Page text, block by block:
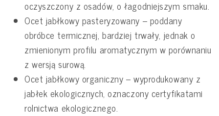
oczyszczony z osadów, o łagodniejszym smaku.
Ocet jabłkowy pasteryzowany – poddany
obróbce termicznej, bardziej trwały, jednak o
zmienionym profilu aromatycznym w porównaniu
z wersją surową.
Ocet jabłkowy organiczny – wyprodukowany z
jabłek ekologicznych, oznaczony certyfikatami
rolnictwa ekologicznego.